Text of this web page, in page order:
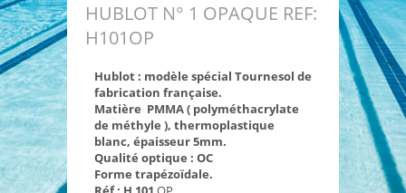
HUBLOT N° 1 OPAQUE REF:
H101OP
Hublot : modèle spécial Tournesol de
fabrication française.
Matière PMMA ( polyméthacrylate
de méthyle ), thermoplastique
blanc, épaisseur 5mm.
Qualité optique : OC
Forme trapézoïdale.